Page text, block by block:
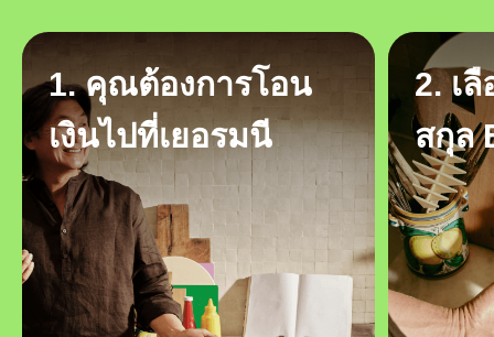
1. คุณต้องการโอน
เงินไปที่เยอรมนี
2. เ
สกุล